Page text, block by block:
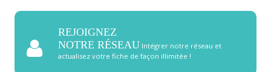
REJOIGNEZ
NOTRE RÉSEAU Intégrer notre réseau et
actualisez votre fiche de façon illimitée !